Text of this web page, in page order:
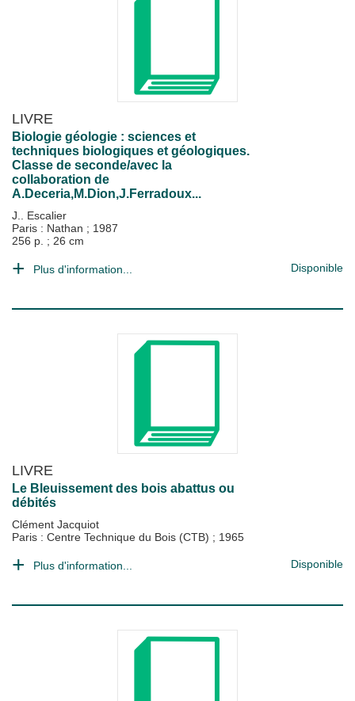
LIVRE
Biologie géologie : sciences et
techniques biologiques et géologiques.
Classe de seconde/avec la
collaboration de
A.Deceria,M.Dion,J.Ferradoux...
J.. Escalier
Paris : Nathan ; 1987
256 p. ; 26 cm
Plus d'information... Disponible
LIVRE
Le Bleuissement des bois abattus ou
débités
Clément Jacquiot
Paris : Centre Technique du Bois (CTB) ; 1965
Plus d'information... Disponible